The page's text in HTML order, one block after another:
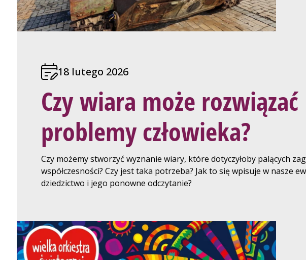
18 lutego 2026
Czy wiara może rozwiązać
problemy człowieka?
Czy możemy stworzyć wyznanie wiary, które dotyczyłoby palących
współczesności? Czy jest taka potrzeba? Jak to się wpisuje w nasze
dziedzictwo i jego ponowne odczytanie?